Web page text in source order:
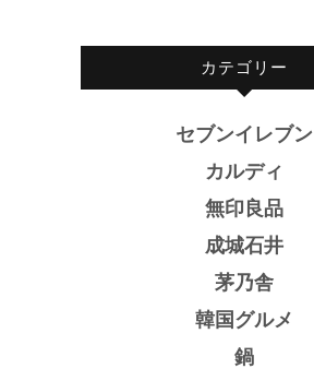
カテゴリー
セブンイレブン
カルディ
無印良品
成城石井
茅乃舎
韓国グルメ
鍋